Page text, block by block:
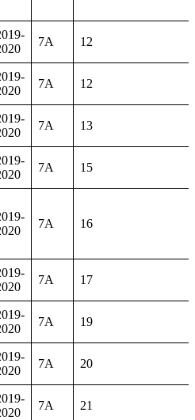
7A 12
7A 12
7A 13
7A 15
7A 16
7A 17
7A 19
7A 20
7A 21